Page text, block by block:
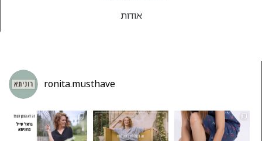
אודות
ronita.musthave